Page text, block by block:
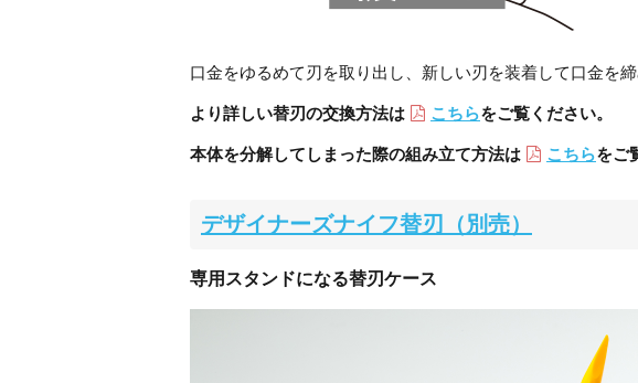
口金をゆるめて刃を取り出し、新しい刃を装着して口金を締
より詳しい替刃の交換方法は こちらをご覧ください。
本体を分解してしまった際の組み立て方法は こちらをご
デザイナーズナイフ替刃（別売）
専用スタンドになる替刃ケース